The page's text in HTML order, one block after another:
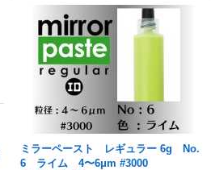
マイクロフィニッシュ 丸ヤ
スリ ショート φ0.3m
m ＃600 単品
0.3φ600SN]
会員販売価格
在庫数 2点
ミラーペースト レギュラー 6g No.
6 ライム 4〜6μm #3000